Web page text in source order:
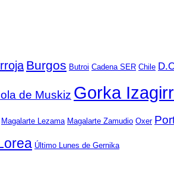
Burgos Butroi Cadena SER Chile
de Muskiz Gorka
Magalarte Lezama Magalarte Zamudio Oxer
Último Lunes de Gernika